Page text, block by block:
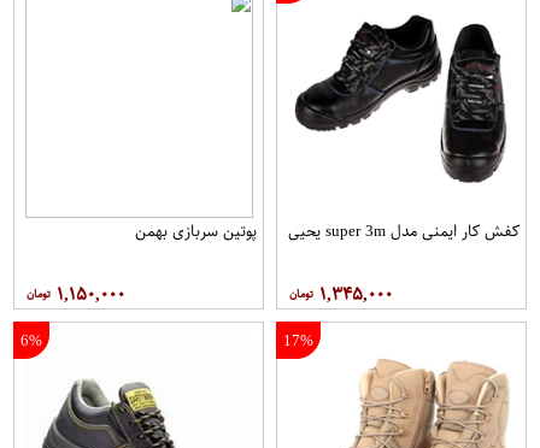
کفش کار ایمنی مدل super 3m یحیی
۱,۳۴۵,۰۰۰
پوتین سربازی بهمن
۱,۱۵۰,۰۰۰
17%
6%